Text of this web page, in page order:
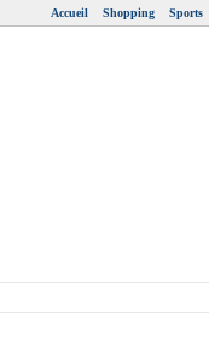
Accueil Shopping Sports